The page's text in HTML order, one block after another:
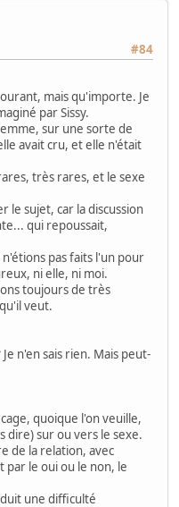
#84
mais qu'importe. Je
par Sissy.
sur une sorte de
avait cru, et elle n'était
très rares, et le sexe
le sujet, car la discussion
qui repoussait,
pas faits l'un pour
ni elle, ni moi.
toujours de très
veut.
n'en sais rien. Mais peut-
quoique l'on veuille,
dire) sur ou vers le sexe.
de la relation, avec
par le oui ou le non, le
une difficulté